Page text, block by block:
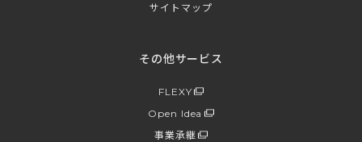
サイトマップ
その他サービス
FLEXY
Open Idea
事業承継